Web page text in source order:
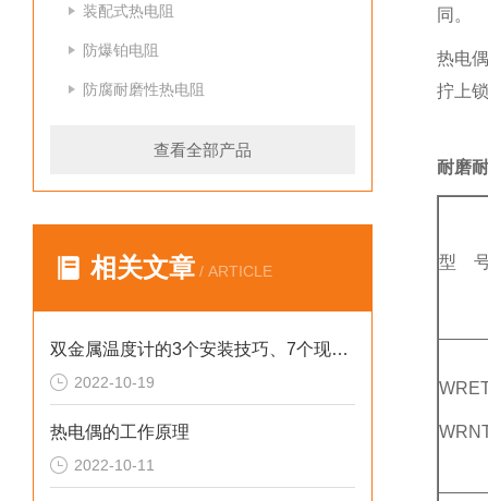
装配式热电阻
防爆铂电阻
防腐耐磨性热电阻
查看全部产品
相关文章 / ARTICLE
双金属温度计的3个安装技巧、7个现场调试注意事项以及4个故障处理方法
2022-10-19
热电偶的工作原理
2022-10-11
同。
热电
拧上
耐磨
型